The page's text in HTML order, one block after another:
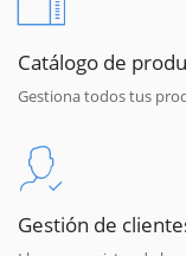
Catálogo de
Gestiona todos tus
Gestión de